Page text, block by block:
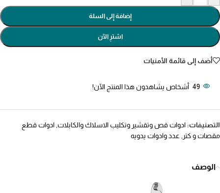
إضافة إلى السلة
اشترِ الآن
أضف إلى قائمة الأمنيات
49 أشخاص يشاهدون هذا المنتج الآن!
التصنيفات: ادوات قص وتقشير وتكليب الاسلاك والكابلات ادوات قطع
مقصات و كتر
عدد وادوات يدويه
الوصف